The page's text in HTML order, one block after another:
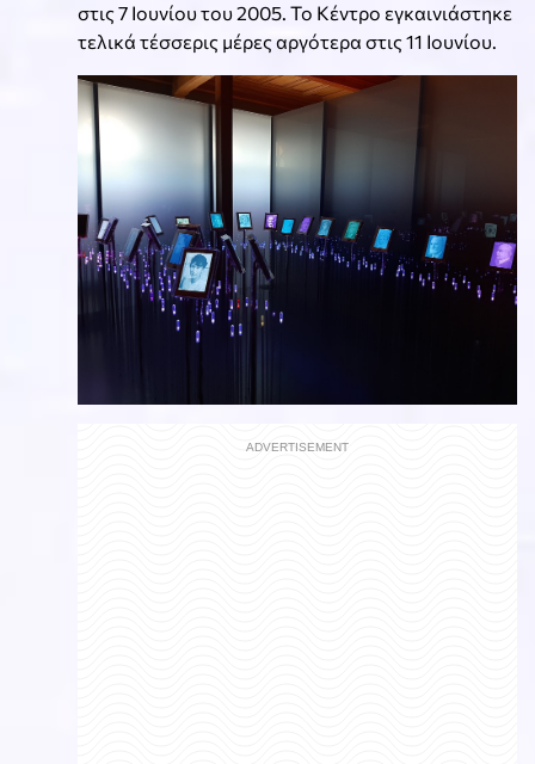
στις 7 Ιουνίου του 2005. Το Κέντρο εγκαινιάστηκε
τελικά τέσσερις μέρες αργότερα στις 11 Ιουνίου.